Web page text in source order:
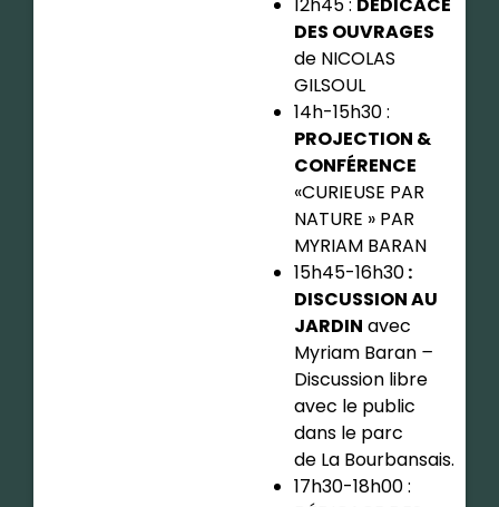
DES OUVRAGES
de NICOLAS
GILSOUL
14h-15h30 :
PROJECTION &
CONFÉRENCE
«CURIEUSE PAR
NATURE » PAR
MYRIAM BARAN
15h45-16h30:
DISCUSSION AU
JARDIN avec
Myriam Baran –
Discussion libre
avec le public
dans le parc
de La Bourbansais.
17h30-18h00 :